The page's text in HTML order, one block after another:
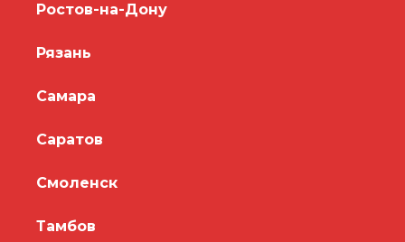
Ростов-на-Дону
Рязань
Самара
Саратов
Смоленск
Тамбов